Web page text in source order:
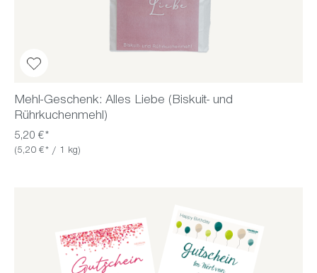
Mehl-Geschenk: Alles Liebe (Biskuit- und
Rührkuchenmehl)
5,20 €*
(5,20 €* / 1 kg)